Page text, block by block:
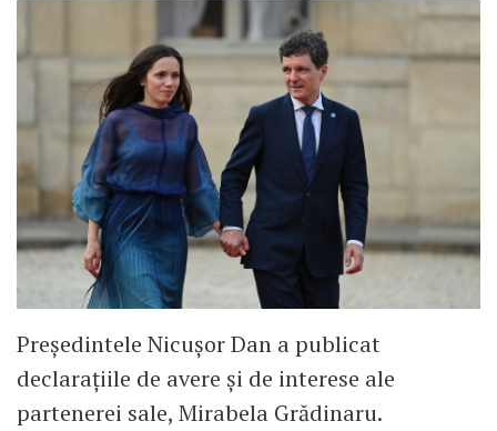
Președintele Nicușor Dan a publicat
declarațiile de avere și de interese ale
partenerei sale, Mirabela Grădinaru.